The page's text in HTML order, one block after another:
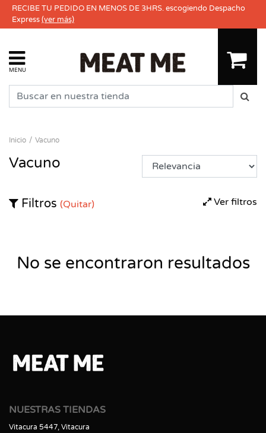
RECIBE TU PEDIDO EN MENOS DE 3HRS. escogiendo Despacho
Express(ver más)
MENU
Inicio Vacuno
Vacuno
Ver filtros
Filtros (Quitar)
No se encontraron resultados
NUESTRAS TIENDAS
Vitacura 5447, Vitacura